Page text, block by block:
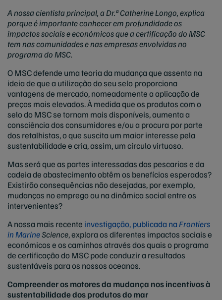
A nossa cientista principal, a Dr.ª Catherine Longo, explica
porque é importante conhecer em profundidade os
impactos sociais e económicos que a certificação do MSC
tem nas comunidades e nas empresas envolvidas no
programa do MSC.
O MSC defende uma teoria da mudança que assenta na
ideia de que a utilização do seu selo proporciona
vantagens de mercado, nomeadamente a aplicação de
preços mais elevados. À medida que os produtos com o
selo do MSC se tornam mais disponíveis, aumenta a
consciência dos consumidores e/ou a procura por parte
dos retalhistas, o que suscita um maior interesse pela
sustentabilidade e cria, assim, um círculo virtuoso.
Mas será que as partes interessadas das pescarias e da
cadeia de abastecimento obtêm os benefícios esperados?
Existirão consequências não desejadas, por exemplo,
mudanças no emprego ou na dinâmica social entre os
intervenientes?
A nossa mais recente investigação, publicada naFrontiers
in MarineScience, explora os diferentes impactos sociais e
económicos e os caminhos através dos quais o programa
de certificação do MSC pode conduzir a resultados
sustentáveis para os nossos oceanos.
Compreender os motores da mudança nos incentivos à
sustentabilidade dos produtos do mar